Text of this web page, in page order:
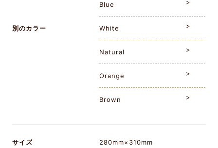
別のカラー
Blue
White
Natural
Orange
Brown
サイズ
280mm×310mm